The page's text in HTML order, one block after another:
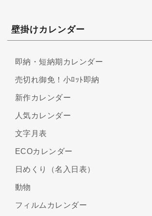
壁掛けカレンダー
即納・短納期カレンダー
売切れ御免！小ﾛｯﾄ即納
新作カレンダー
人気カレンダー
文字月表
ECOカレンダー
日めくり（名入日表）
動物
フィルムカレンダー